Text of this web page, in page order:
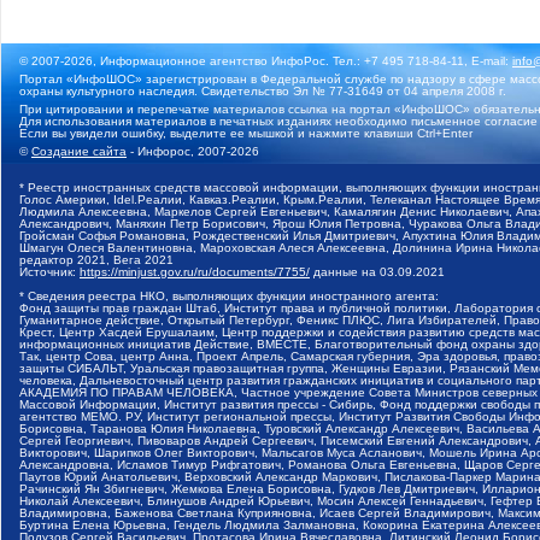
© 2007-2026, Информационное агентство ИнфоРос. Тел.: +7 495 718-84-11, E-mail:
Портал «ИнфоШОС» зарегистрирован в Федеральной службе по надзору в сфере
охраны культурного наследия. Свидетельство Эл № 77-31649 от 04 апреля 2008 г.
При цитировании и перепечатке материалов ссылка на портал «ИнфоШОС»
Для использования материалов в печатных изданиях необходимо письменное
Если вы увидели ошибку, выделите ее мышкой и нажмите клавиши Ctrl+Enter
©Создание сайта - Инфорос, 2007-2026
* Реестр иностранных средств массовой информации, выполняющих функции
Голос Америки, Idel.Реалии, Кавказ.Реалии, Крым.Реалии, Телеканал Настоящее
Людмила Алексеевна, Маркелов Сергей Евгеньевич, Камалягин Денис Николаевич,
Александрович, Маняхин Петр Борисович, Ярош Юлия Петровна, Чуракова Ольга
Гройсман Софья Романовна, Рождественский Илья Дмитриевич, Апухтина Юлия
Шмагун Олеся Валентиновна, Мароховская Алеся Алексеевна, Долинина Ирина
редактор 2021, Вега 2021
Источник: https://minjust.gov.ru/ru/documents/7755/ данные на 03.09.2021
* Сведения реестра НКО, выполняющих функции иностранного агента:
Фонд защиты прав граждан Штаб, Институт права и публичной политики,
Гуманитарное действие, Открытый Петербург, Феникс ПЛЮС, Лига Избирателей,
Крест, Центр Хасдей Ерушалаим, Центр поддержки и содействия развитию средств
информационных инициатив Действие, ВМЕСТЕ, Благотворительный фонд охраны
Так, центр Сова, центр Анна, Проект Апрель, Самарская губерния, Эра здоровья,
защиты СИБАЛЬТ, Уральская правозащитная группа, Женщины Евразии, Рязанский
человека, Дальневосточный центр развития гражданских инициатив и социального
АКАДЕМИЯ ПО ПРАВАМ ЧЕЛОВЕКА, Частное учреждение Совета Министров северных
Массовой Информации, Институт развития прессы - Сибирь, Фонд поддержки
агентство МЕМО. РУ, Институт региональной прессы, Институт Развития Свободы
Борисовна, Таранова Юлия Николаевна, Туровский Александр Алексеевич,
Сергей Георгиевич, Пивоваров Андрей Сергеевич, Писемский Евгений
Викторович, Шарипков Олег Викторович, Мальсагов Муса Асланович, Мошель Ирина
Александровна, Исламов Тимур Рифгатович, Романова Ольга Евгеньевна, Щаров
Паутов Юрий Анатольевич, Верховский Александр Маркович, Пислакова-Паркер
Рачинский Ян Збигневич, Жемкова Елена Борисовна, Гудков Лев Дмитриевич,
Николай Алексеевич, Блинушов Андрей Юрьевич, Мосин Алексей Геннадьевич,
Владимировна, Баженова Светлана Куприяновна, Исаев Сергей Владимирович,
Буртина Елена Юрьевна, Гендель Людмила Залмановна, Кокорина Екатерина
Подузов Сергей Васильевич, Протасова Ирина Вячеславовна, Литинский Леонид